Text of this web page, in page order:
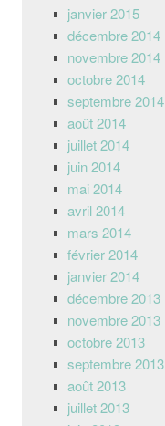
janvier 2015
décembre 2014
novembre 2014
octobre 2014
septembre 2014
août 2014
juillet 2014
juin 2014
mai 2014
avril 2014
mars 2014
février 2014
janvier 2014
décembre 2013
novembre 2013
octobre 2013
septembre 2013
août 2013
juillet 2013